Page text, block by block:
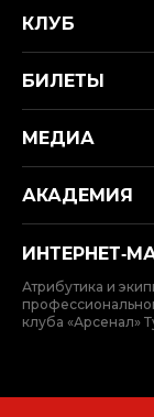
КЛУБ
БИЛЕТЫ
МЕДИА
АКАДЕМИЯ
Атрибутика и
клуба «Арсенал»